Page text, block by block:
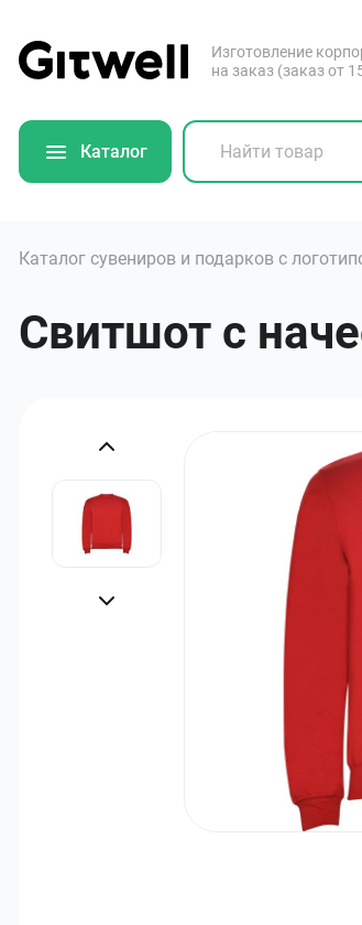
Изготовление
на заказ (заказ от
Каталог
Каталог сувениров и подарков с
Свитшот с